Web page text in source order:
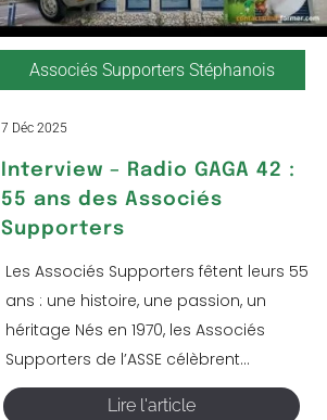
Associés Supporters Stéphanois
7 Déc 2025
Interview – Radio GAGA 42 :
55 ans des Associés
Supporters
Les Associés Supporters fêtent leurs 55
ans : une histoire, une passion, un
héritage Nés en 1970, les Associés
Supporters de l’ASSE célèbrent...
Lire l'article